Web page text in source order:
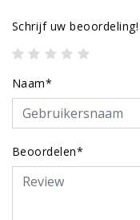
Schrijf uw beoordeling!
Naam*
Beoordelen*